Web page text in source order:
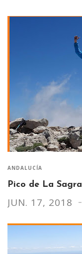
ANDALUCÍA
Pico de La Sagra
JUN. 17, 2018